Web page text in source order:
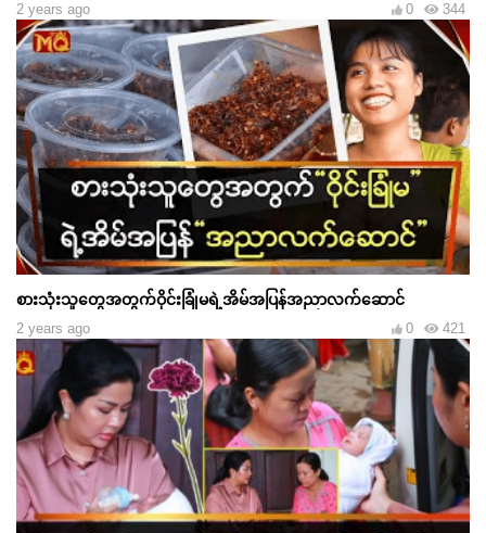
2 years ago 344
0
စားသုံးသူတွေအတွက်ဝိုင်းခြုံမရဲ့အိမ်အပြန်အညာလက်ဆောင်
2 years ago 421
0